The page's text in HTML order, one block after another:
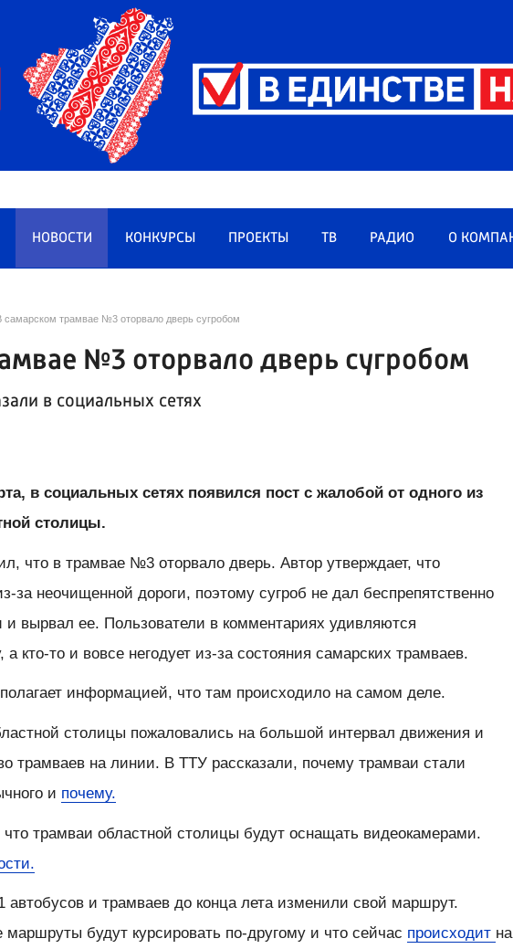
НОВОСТИ КОНКУРСЫ ПРОЕКТЫ ТВ РАДИО О
самарском трамвае №3 оторвало дверь сугробом
№3 оторвало дверь сугробом
в социальных сетях
в социальных сетях появился пост с жалобой от одного из
столицы.
что в трамвае №3 оторвало дверь. Автор утверждает, что
за неочищенной дороги, поэтому сугроб не дал беспрепятственно
и вырвал ее. Пользователи в комментариях удивляются
кто-то и вовсе негодует из-за состояния самарских трамваев.
информацией, что там происходило на самом деле.
столицы пожаловались на большой интервал движения и
трамваев на линии. В ТТУ рассказали, почему трамваи стали
и почему.
что трамваи областной столицы будут оснащать видеокамерами.
и трамваев до конца лета изменили свой маршрут.
маршруты будут курсировать по-другому и что сейчас происходит на